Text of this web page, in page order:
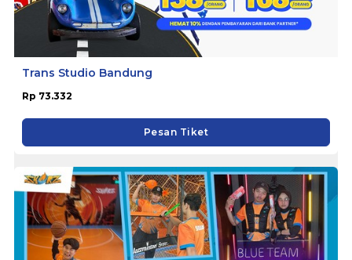
Trans Studio Bandung
Rp 73.332
Pesan Tiket